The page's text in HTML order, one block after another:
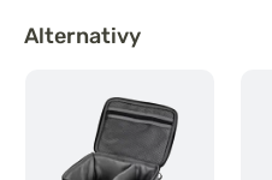
Alternativy